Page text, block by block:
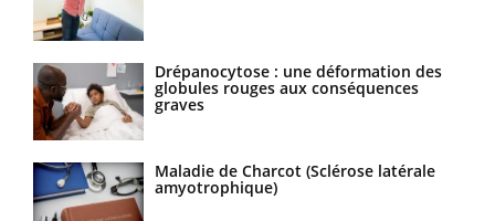
Drépanocytose : une déformation des
globules rouges aux conséquences
graves
Maladie de Charcot (Sclérose latérale
amyotrophique)